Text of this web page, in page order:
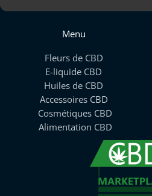
Menu
Fleurs de CBD
E-liquide CBD
Huiles de CBD
Accessoires CBD
Cosmétiques CBD
Alimentation CBD